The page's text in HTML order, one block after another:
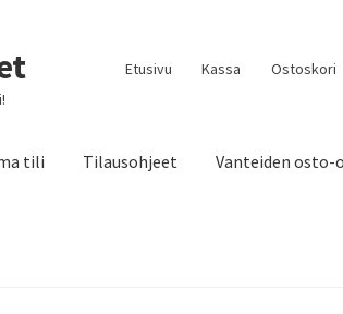
Etusivu Kassa Ostoskori
tili Tilausohjeet Vanteiden osto-